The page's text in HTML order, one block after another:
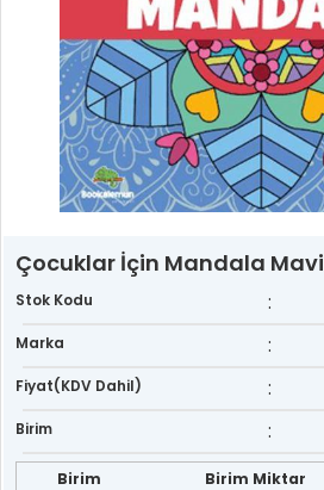
Çocuklar İçin Mandala Mavi
Stok Kodu :
Marka :
Fiyat(KDV Dahil) :
Birim :
Birim Birim Miktar